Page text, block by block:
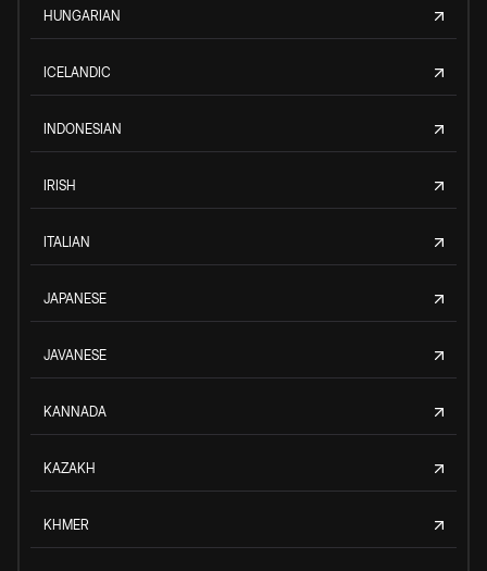
HUNGARIAN
ICELANDIC
INDONESIAN
IRISH
ITALIAN
JAPANESE
JAVANESE
KANNADA
KAZAKH
KHMER